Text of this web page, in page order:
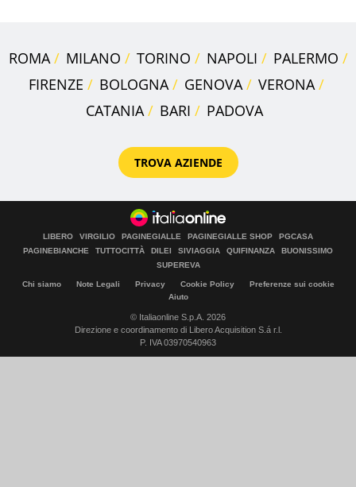
ROMA MILANO TORINO NAPOLI
PALERMO
FIRENZE
BOLOGNA GENOVA
VERONA
CATANIA
BARI PADOVA
TROVA AZIENDE
LIBERO VIRGILIO PAGINEGIALLE PAGINEGIALLE SHOP
PGCASA
PAGINEBIANCHE
TUTTOCITTÀ DILEI SIVIAGGIA QUIFINANZA
BUONISSIMO
SUPEREVA
Chi siamo Note Legali Privacy Cookie Policy
Preferenze sui cookie
Aiuto
© Italiaonline S.p.A. 2026
Direzione e coordinamento di Libero Acquisition S.á r.l.
P. IVA 03970540963